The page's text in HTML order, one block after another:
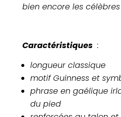
bien encore les
Caractéristiques :
longueur classique
motif Guinness et
phrase en gaélique
du pied